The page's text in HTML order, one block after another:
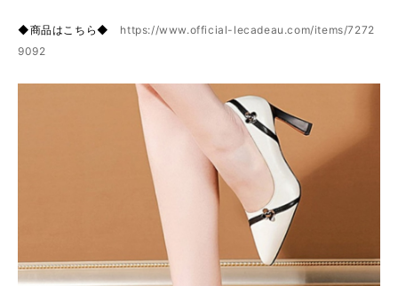
◆商品はこちら◆ https://www.official-lecadeau.com/items/7272
9092